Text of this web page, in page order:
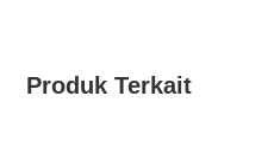
Produk Terkait